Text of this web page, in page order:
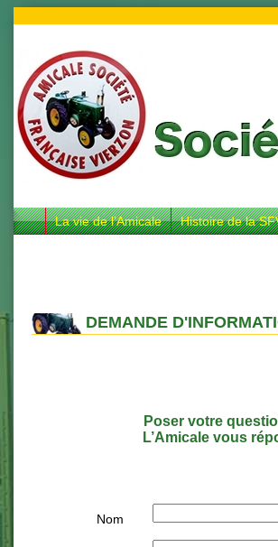
La vie de l’Amicale Histoire de la
DEMANDE
Poser votre
L’Amicale vous
Nom